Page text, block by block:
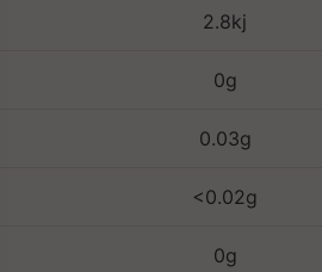
2.8kj
0g
0.03g
<0.02g
0g